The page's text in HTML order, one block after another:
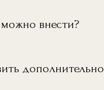
внести?
дополнительно